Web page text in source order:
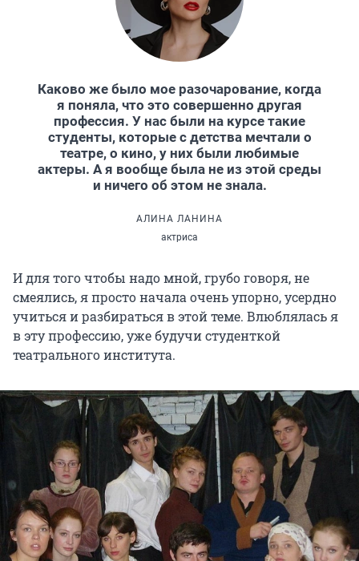
Каково же было мое разочарование, когда
я поняла, что это совершенно другая
профессия. У нас были на курсе такие
студенты, которые с детства мечтали о
театре, о кино, у них были любимые
актеры. А я вообще была не из этой среды
и ничего об этом не знала.
АЛИНА ЛАНИНА
актриса
И для того чтобы надо мной, грубо говоря, не
смеялись, я просто начала очень упорно, усердно
учиться и разбираться в этой теме. Влюблялась я
в эту профессию, уже будучи студенткой
театрального института.